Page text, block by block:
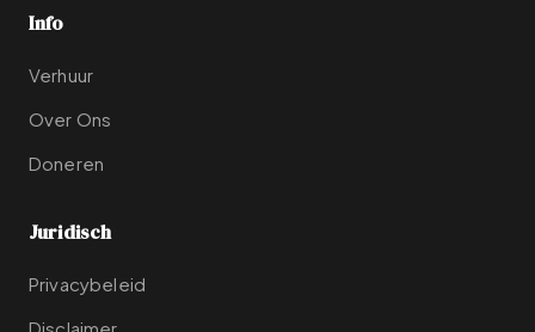
Info
Verhuur
Over Ons
Doneren
Juridisch
Privacybeleid